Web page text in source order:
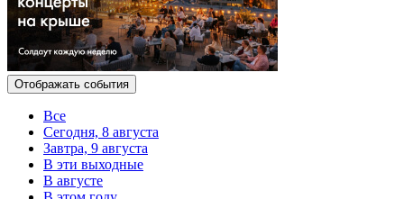
Отображать события
Все
Сегодня, 8 августа
Завтра, 9 августа
В эти выходные
В августе